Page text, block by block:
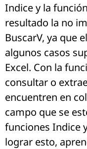
Indice y la
resultado la no
BuscarV, ya que
algunos casos
Excel. Con la
consultar o
encuentren en
campo que se
funciones Indice
lograr esto,